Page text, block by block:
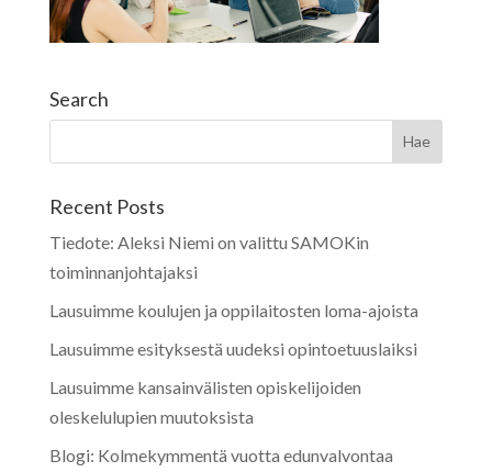
Search
Recent Posts
Tiedote: Aleksi Niemi on valittu SAMOKin
toiminnanjohtajaksi
Lausuimme koulujen ja oppilaitosten loma-ajoista
Lausuimme esityksestä uudeksi opintoetuuslaiksi
Lausuimme kansainvälisten opiskelijoiden
oleskelulupien muutoksista
Blogi: Kolmekymmentä vuotta edunvalvontaa